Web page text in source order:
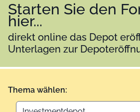
Starten Sie den
hier...
direkt online das Depot
Unterlagen zur
Thema wählen: